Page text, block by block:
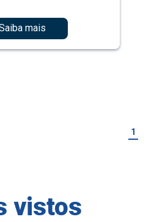
mais
1
vistos